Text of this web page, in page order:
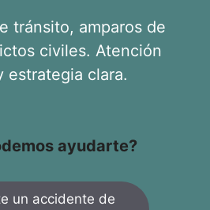
tránsito, amparos de
civiles. Atención
estrategia clara.
ayudarte?
un accidente de